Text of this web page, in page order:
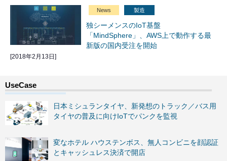
News 製造
独シーメンスのIoT基盤
「MindSphere」、AWS上で動作する最
新版の国内受注を開始
[2018年2月13日]
日本ミシュランタイヤ、新発想のトラック／バス用
タイヤの普及に向けIoTでパンクを監視
変なホテル ハウステンボス、無人コンビニを顔認証
とキャッシュレス決済で開店